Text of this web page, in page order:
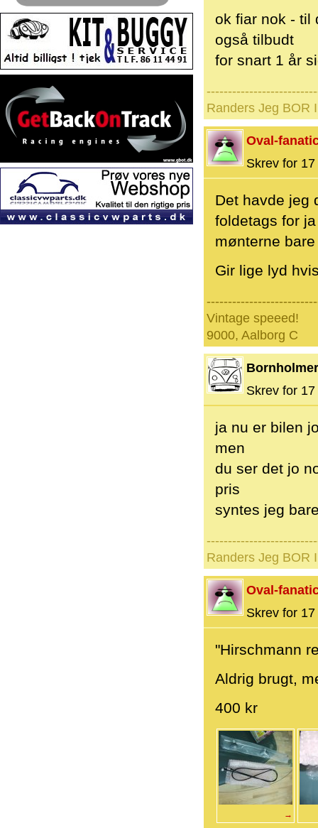
ok fiar nok - til
også tilbudt
for snart 1 år
Randers Jeg BOR
Oval-
Skrev for
Det havde jeg
foldetags for
mønterne
Gir lige lyd
Vintage speeed!
9000, Aalborg C
Bornholmer
Skrev for
ja nu er bilen
men
du ser det jo
pris
syntes jeg
Randers Jeg BOR
Oval-
Skrev for
"Hirschmann
Aldrig brugt,
400 kr
→